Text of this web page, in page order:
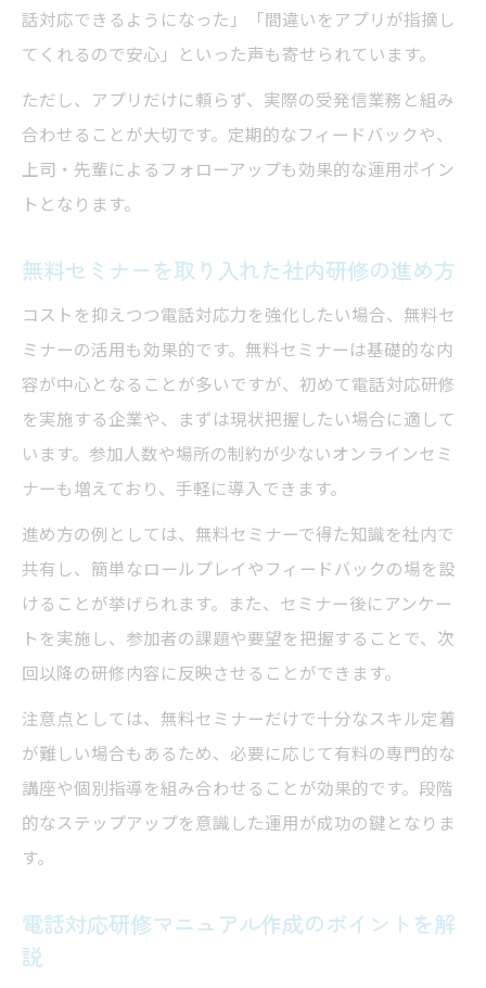
聞き返しや復唱を強化する社内研修の工夫
すぐ使える社内研修マニュアル活用術
社内研修で使える電話対応マニュアル作成
術
電話応対研修資料の活用で現場力を向上さ
せる
れる方法
社内研修で標準化を進める応対フレーズの
整備
電話応対研修の効果を高めるマニュアル活
用法
現場に活きる電話対応研修の導入ポイント
社内研修導入で現場の電話対応力を底上げ
する方法
電話対応セミナーを社内研修に組み込むメ
リット
個人ごとの電話応対課題を社内研修で改善
する工夫
電話応対研修資料を現場で活かすポイント
を紹介
オンライン研修で広がる電話対応の実践力
向上策
話対応できるようになった」「間違いをアプリが指摘し
てくれるので安心」といった声も寄せられています。
ただし、アプリだけに頼らず、実際の受発信業務と組み
合わせることが大切です。定期的なフィードバックや、
上司・先輩によるフォローアップも効果的な運用ポイン
トとなります。
無料セミナーを取り入れた社内研修の進め方
コストを抑えつつ電話対応力を強化したい場合、無料セ
ミナーの活用も効果的です。無料セミナーは基礎的な内
容が中心となることが多いですが、初めて電話対応研修
を実施する企業や、まずは現状把握したい場合に適して
います。参加人数や場所の制約が少ないオンラインセミ
ナーも増えており、手軽に導入できます。
進め方の例としては、無料セミナーで得た知識を社内で
共有し、簡単なロールプレイやフィードバックの場を設
けることが挙げられます。また、セミナー後にアンケー
トを実施し、参加者の課題や要望を把握することで、次
回以降の研修内容に反映させることができます。
注意点としては、無料セミナーだけで十分なスキル定着
が難しい場合もあるため、必要に応じて有料の専門的な
講座や個別指導を組み合わせることが効果的です。段階
的なステップアップを意識した運用が成功の鍵となりま
す。
電話対応研修マニュアル作成のポイントを解
説